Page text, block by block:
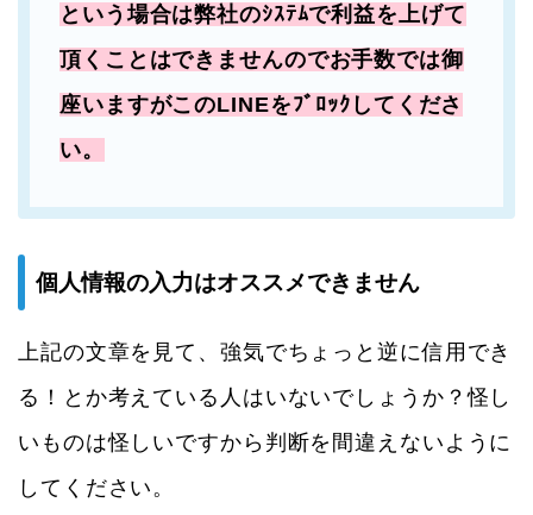
という場合は弊社のｼｽﾃﾑで利益を上げて
頂くことはできませんのでお手数では御
座いますがこのLINEをﾌﾞﾛｯｸしてくださ
い。
個人情報の入力はオススメできません
上記の文章を見て、強気でちょっと逆に信用でき
る！とか考えている人はいないでしょうか？怪し
いものは怪しいですから判断を間違えないように
してください。